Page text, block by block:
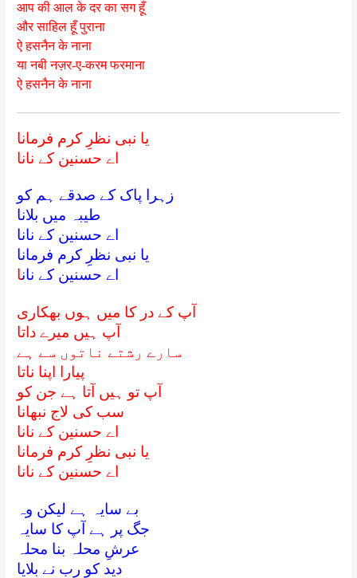
आप की आल के दर का सग हूँ
और साहिल हूँ पुराना
ऐ हसनैन के नाना
या नबी नज़र-ए-करम फरमाना
ऐ हसनैन के नाना
یا نبی نظرِ کرم فرمانا
اے حسنین کے نانا
زہرا پاک کے صدقے ہم کو
طیبہ میں بلانا
اے حسنین کے نانا
یا نبی نظرِ کرم فرمانا
اے حسنین کے نانا
آپ کے در کا میں ہوں بھکاری
آپ ہیں میرے داتا
سارے رشتے ناتوں سے ہے
پیارا اپنا ناتا
آپ تو ہیں آتا ہے جن کو
سب کی لاج نبھانا
اے حسنین کے نانا
یا نبی نظرِ کرم فرمانا
اے حسنین کے نانا
بے سایہ ہے لیکن وہ
جگ پر ہے آپ کا سایہ
عرشِ محلہ بنا محلہ
دید کو رب نے بلایا